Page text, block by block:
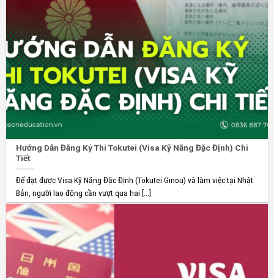
Hướng Dẫn Đăng Ký Thi Tokutei (Visa Kỹ Năng Đặc Định) Chi
Tiết
Để đạt được Visa Kỹ Năng Đặc Định (Tokutei Ginou) và làm việc tại Nhật
Bản, người lao động cần vượt qua hai [...]